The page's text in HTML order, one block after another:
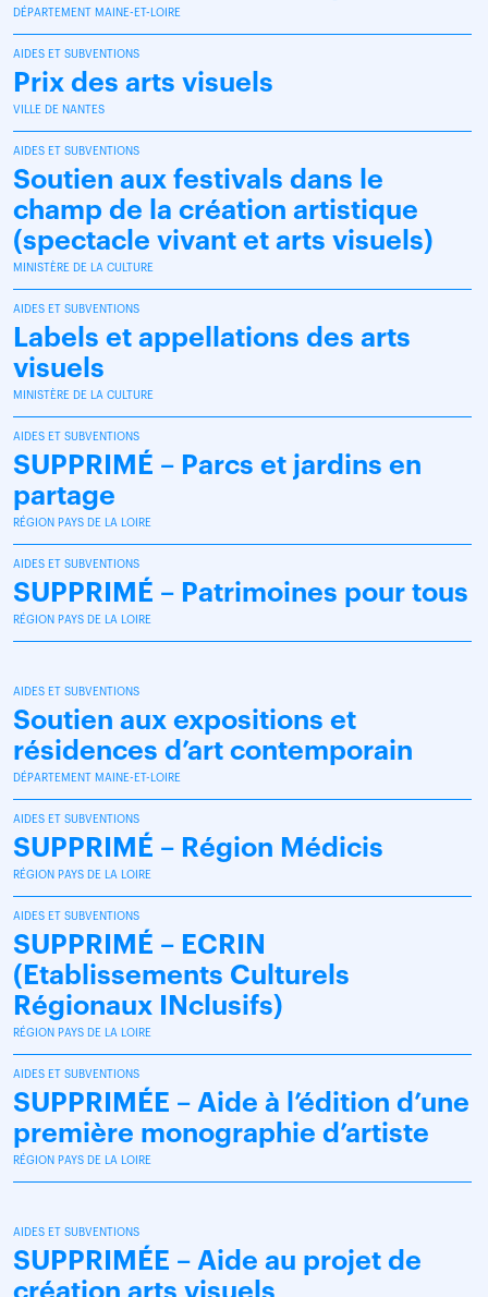
DÉPARTEMENT MAINE-ET-LOIRE
AIDES ET SUBVENTIONS
Prix des arts visuels
VILLE DE NANTES
AIDES ET SUBVENTIONS
Soutien aux festivals dans le
champ de la création artistique
(spectacle vivant et arts visuels)
MINISTÈRE DE LA CULTURE
AIDES ET SUBVENTIONS
Labels et appellations des arts
visuels
MINISTÈRE DE LA CULTURE
AIDES ET SUBVENTIONS
SUPPRIMÉ – Parcs et jardins en
partage
RÉGION PAYS DE LA LOIRE
AIDES ET SUBVENTIONS
SUPPRIMÉ – Patrimoines pour tous
RÉGION PAYS DE LA LOIRE
AIDES ET SUBVENTIONS
Soutien aux expositions et
résidences d’art contemporain
DÉPARTEMENT MAINE-ET-LOIRE
AIDES ET SUBVENTIONS
SUPPRIMÉ – Région Médicis
RÉGION PAYS DE LA LOIRE
AIDES ET SUBVENTIONS
SUPPRIMÉ – ECRIN
(Etablissements Culturels
Régionaux INclusifs)
RÉGION PAYS DE LA LOIRE
AIDES ET SUBVENTIONS
SUPPRIMÉE – Aide à l’édition d’une
première monographie d’artiste
RÉGION PAYS DE LA LOIRE
AIDES ET SUBVENTIONS
SUPPRIMÉE – Aide au projet de
création arts visuels